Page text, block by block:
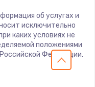
моста
об услугах и
исключительно
каких условиях не
положениями
Федерации.